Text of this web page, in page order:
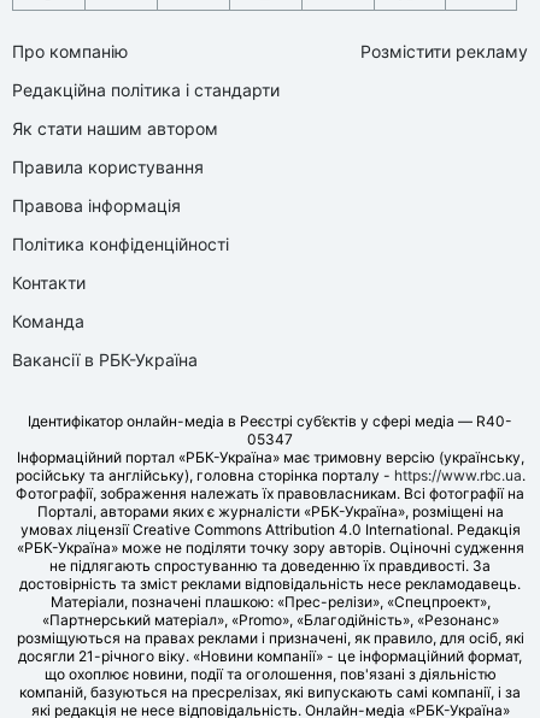
Про компанію
Редакційна політика і стандарти
Як стати нашим автором
Правила користування
Правова інформація
Політика конфіденційності
Контакти
Команда
Вакансії в РБК-Україна
Розмістити рекламу
Ідентифікатор онлайн-медіа в Реєстрі суб’єктів у сфері медіа — R40-
05347
Інформаційний портал «РБК-Україна» має тримовну версію (українську,
російську та англійську), головна сторінка порталу - https://www.rbc.ua.
Фотографії, зображення належать їх правовласникам. Всі фотографії на
Порталі, авторами яких є журналісти «РБК-Україна», розміщені на
умовах ліцензії Creative Commons Attribution 4.0 International. Редакція
«РБК-Україна» може не поділяти точку зору авторів. Оціночні судження
не підлягають спростуванню та доведенню їх правдивості. За
достовірність та зміст реклами відповідальність несе рекламодавець.
Матеріали, позначені плашкою: «Прес-релізи», «Спецпроект»,
«Партнерський матеріал», «Promo», «Благодійність», «Резонанс»
розміщуються на правах реклами і призначені, як правило, для осіб, які
досягли 21-річного віку. «Новини компанії» - це інформаційний формат,
що охоплює новини, події та оголошення, пов'язані з діяльністю
компаній, базуються на пресрелізах, які випускають самі компанії, і за
які редакція не несе відповідальність. Онлайн-медіа «РБК-Україна»